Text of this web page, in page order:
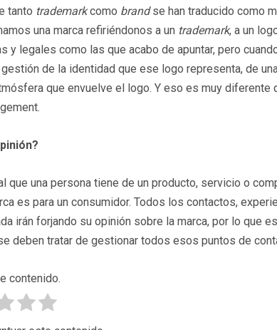
tanto trademarkcomo brandse han traducido como
una marca refiriéndonos a un trademark, a un
legales como las que acabo de apuntar, pero
de la identidad que ese logo representa, de
que envuelve el logo. Y eso es muy diferente
una persona tiene de un producto, servicio o
es para un consumidor. Todos los contactos,
irán forjando su opinión sobre la marca, por lo que es
deben tratar de gestionar todos esos puntos de
contenido.